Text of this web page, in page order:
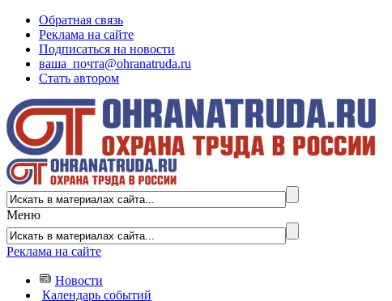
Обратная связь
Реклама на сайте
Подписаться на новости
ваша_почта@ohranatruda.ru
Стать автором
Меню
Реклама на сайте
Новости
Календарь событий